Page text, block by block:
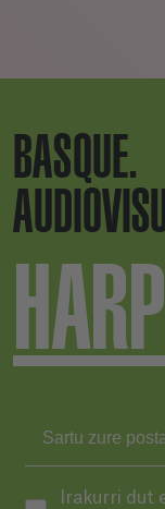
BASQUE.
Irakurri dut